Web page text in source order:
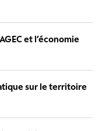
et l’économie
sur le territoire